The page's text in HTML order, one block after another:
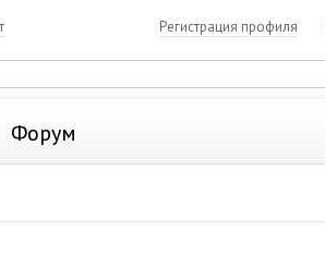
Регистрация профиля
Форум